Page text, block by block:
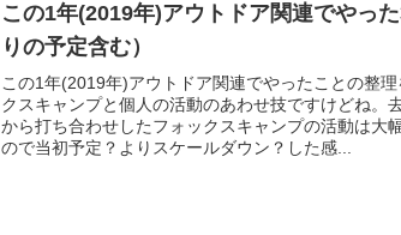
この1年(2019年)アウトドア関連でやっ
りの予定含む）
この1年(2019年)アウトドア関連でやったことの整
クスキャンプと個人の活動のあわせ技ですけどね。
から打ち合わせしたフォックスキャンプの活動は大
ので当初予定？よりスケールダウン？した感...